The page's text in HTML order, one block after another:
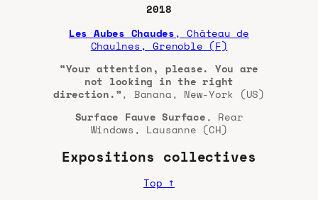
2018
Les Aubes Chaudes, Château de
Chaulnes, Grenoble (F)
“Your attention, please. You are
not looking in the right
direction.”, Banana, New-York (US)
Surface Fauve Surface, Rear
Windows, Lausanne (CH)
Expositions collectives
Top ↑